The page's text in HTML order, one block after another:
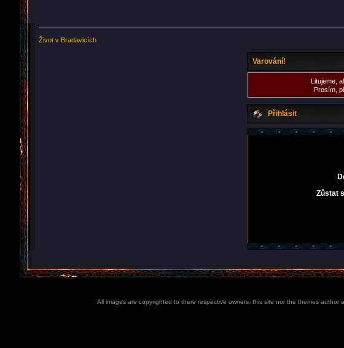
Život v Bradavicích
Varování!
Litujeme,
Prosím,
Přihlásit
Zůstat
All images are copyrighted to there respective owners, this site nor the themes author